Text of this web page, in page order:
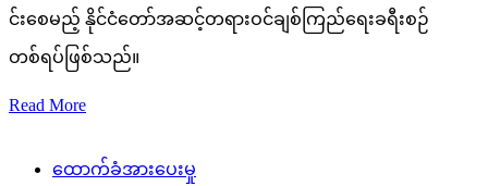
င်းစေမည့် နိုင်ငံတော်အဆင့်တရားဝင်ချစ်ကြည်ရေးခရီးစဉ်
တစ်ရပ်ဖြစ်သည်။
Read More
ထောက်ခံအားပေးမှု